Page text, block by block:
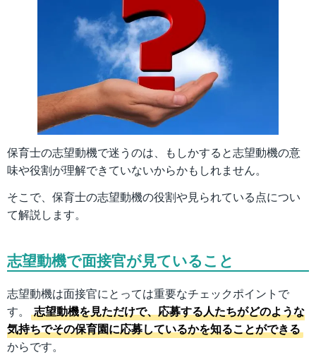
保育士の志望動機で迷うのは、もしかすると志望動機の意
味や役割が理解できていないからかもしれません。
そこで、保育士の志望動機の役割や見られている点につい
て解説します。
志望動機で面接官が見ていること
志望動機は面接官にとっては重要なチェックポイントで
す。
志望動機を見ただけで、応募する人たちがどのような
気持ちでその保育園に応募しているかを知ることができる
からです。